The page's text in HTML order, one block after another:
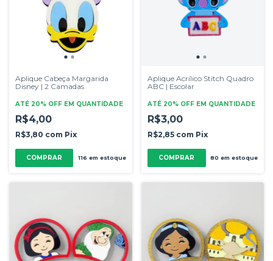
Aplique Cabeça Margarida
Disney | 2 Camadas
ATÉ 20% OFF EM QUANTIDADE
R$4,00
R$3,80 com Pix
COMPRAR 116 em estoque
Aplique Acrílico Stitch Quadro
ABC | Escolar
ATÉ 20% OFF EM QUANTIDADE
R$3,00
R$2,85 com Pix
COMPRAR 80 em estoque